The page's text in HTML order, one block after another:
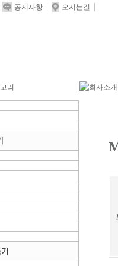
공지사항 오시는길